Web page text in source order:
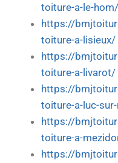
toiture-a-le-hom/
https://
toiture-a-lisieux/
https://
toiture-a-livarot/
https://
toiture-a-luc-
https://
toiture-a-
https://